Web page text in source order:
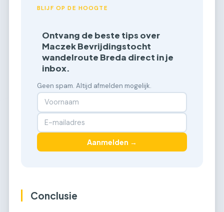
BLIJF OP DE HOOGTE
Ontvang de beste tips over
Maczek Bevrijdingstocht
wandelroute Breda direct in je
inbox.
Geen spam. Altijd afmelden mogelijk.
Aanmelden →
Conclusie